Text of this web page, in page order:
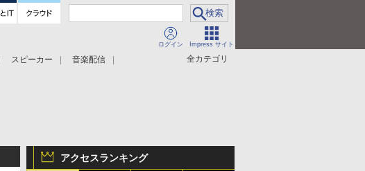
ログイン Impress サイト
全カテゴリ
スピーカー
音楽配信
アクセスランキング